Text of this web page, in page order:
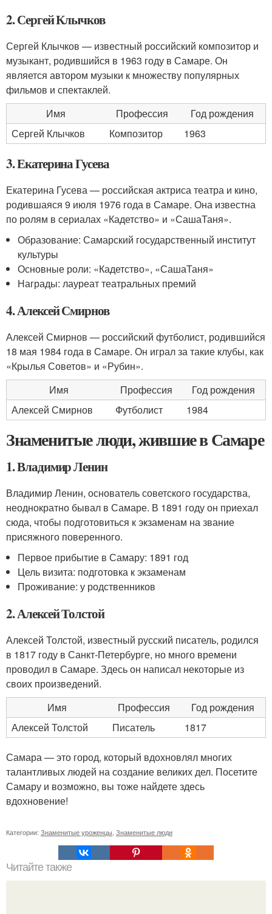
2. Сергей Клычков
Сергей Клычков — известный российский композитор и
музыкант, родившийся в 1963 году в Самаре. Он
является автором музыки к множеству популярных
фильмов и спектаклей.
Имя
Профессия
Год рождения
Сергей Клычков
Композитор 1963
3. Екатерина Гусева
Екатерина Гусева — российская актриса театра и кино,
родившаяся 9 июля 1976 года в Самаре. Она известна
по ролям в сериалах «Кадетство» и «СашаТаня».
Образование: Самарский государственный институт
культуры
Основные роли: «Кадетство», «СашаТаня»
Награды: лауреат театральных премий
4. Алексей Смирнов
Алексей Смирнов — российский футболист, родившийся
18 мая 1984 года в Самаре. Он играл за такие клубы, как
«Крылья Советов» и «Рубин».
Имя
Профессия
Год рождения
Алексей Смирнов
Футболист 1984
Знаменитые люди, жившие в Самаре
1. Владимир Ленин
Владимир Ленин, основатель советского государства,
неоднократно бывал в Самаре. В 1891 году он приехал
сюда, чтобы подготовиться к экзаменам на звание
присяжного поверенного.
Первое прибытие в Самару: 1891 год
Цель визита: подготовка к экзаменам
Проживание: у родственников
2. Алексей Толстой
Алексей Толстой, известный русский писатель, родился
в 1817 году в Санкт-Петербурге, но много времени
проводил в Самаре. Здесь он написал некоторые из
своих произведений.
Имя
Профессия
Год рождения
Алексей Толстой
Писатель 1817
Самара — это город, который вдохновлял многих
талантливых людей на создание великих дел. Посетите
Самару и возможно, вы тоже найдете здесь
вдохновение!
Категории: Знаменитые уроженцы Знаменитые люди
Читайте также